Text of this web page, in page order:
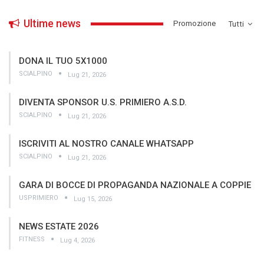
Tutti
Ultime news ­Promozione
DONA IL TUO 5X1000
SCIALPINO Lug 21, 2026
DIVENTA SPONSOR U.S. PRIMIERO A.S.D.
SCIALPINO Lug 21, 2026
ISCRIVITI AL NOSTRO CANALE WHATSAPP
SCIALPINO Lug 21, 2026
GARA DI BOCCE DI PROPAGANDA NAZIONALE A COPPIE
USPRIMIERO Lug 15, 2026
NEWS ESTATE 2026
FITNESS Lug 4, 2026